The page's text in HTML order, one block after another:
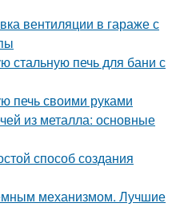
вентиляции в гараже с
стальную печь для бани с
печь своими руками
из металла: основные
способ создания
механизмом. Лучшие